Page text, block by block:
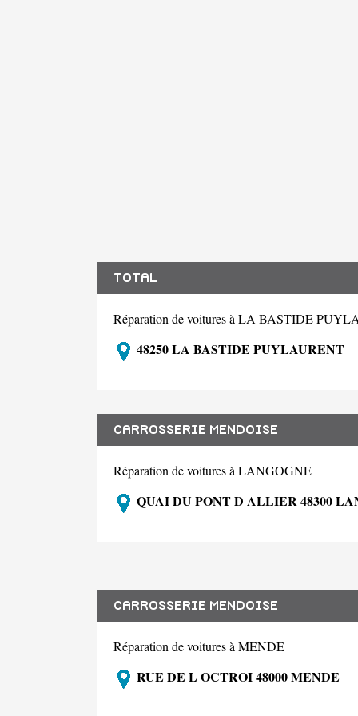
TOTAL
Réparation de voitures à LA BASTIDE
48250 LA BASTIDE PUYLAURENT
CARROSSERIE MENDOISE
Réparation de voitures à LANGOGNE
QUAI DU PONT D ALLIER 48300
CARROSSERIE MENDOISE
Réparation de voitures à MENDE
RUE DE L OCTROI 48000 MENDE